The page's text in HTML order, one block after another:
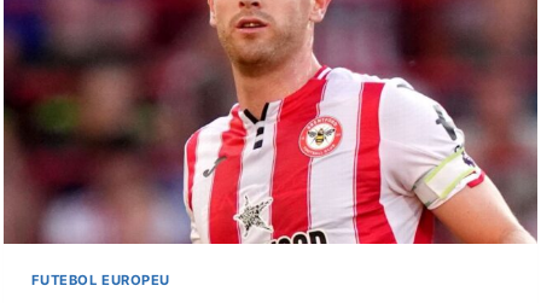
“VEXAME”
E
COBRA
ELENCO
APÓS
GOLEADA
PARA
VASCO
FUTEBOL EUROPEU